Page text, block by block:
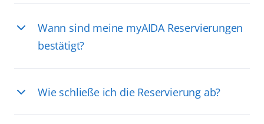
Wann sind meine myAIDA Reservierungen
bestätigt?
Wie schließe ich die Reservierung ab?